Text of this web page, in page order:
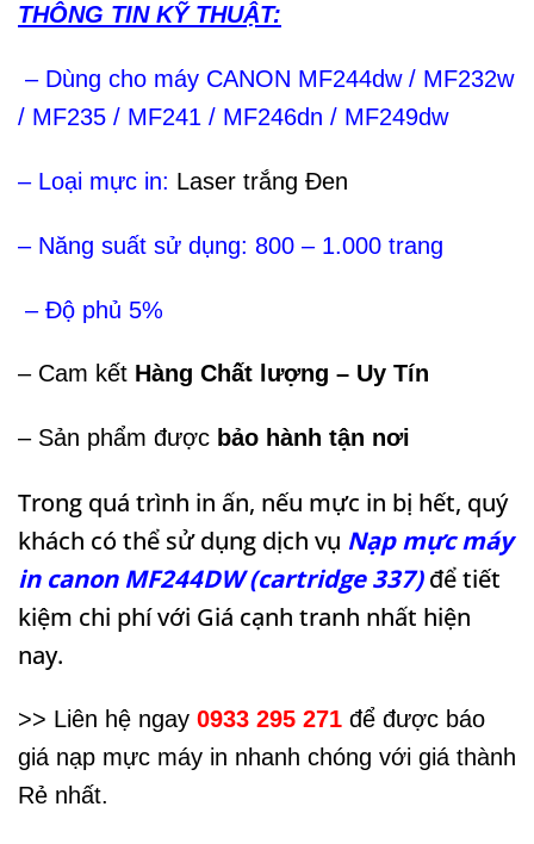
THÔNG TIN KỸ THUẬT:
– Dùng cho máy CANON MF244dw / MF232w
/ MF235 / MF241 / MF246dn / MF249dw
– Loại mực in: Laser trắng Đen
– Năng suất sử dụng: 800 – 1.000 trang
– Độ phủ 5%
– Cam kết Hàng Chất lượng – Uy Tín
– Sản phẩm được bảo hành tận nơi
Trong quá trình in ấn, nếu mực in bị hết, quý
khách có thể sử dụng dịch vụ Nạpmực máy
in canon MF244DW (cartridge 337) để tiết
kiệm chi phí với Giá cạnh tranh nhất hiện
nay.
>> Liên hệ ngay 0933 295 271 để được báo
giá nạp mực máy in nhanh chóng với giá thành
Rẻ nhất.